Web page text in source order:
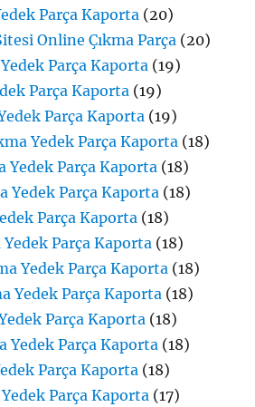
Parça Kaporta (20)
Online Çıkma Parça (20)
Parça Kaporta (19)
Parça Kaporta (19)
Parça Kaporta (19)
Yedek Parça Kaporta (18)
Yedek Parça Kaporta (18)
Yedek Parça Kaporta (18)
Parça Kaporta (18)
Yedek Parça Kaporta (18)
Yedek Parça Kaporta (18)
Yedek Parça Kaporta (18)
Parça Kaporta (18)
Yedek Parça Kaporta (18)
Parça Kaporta (18)
Parça Kaporta (17)